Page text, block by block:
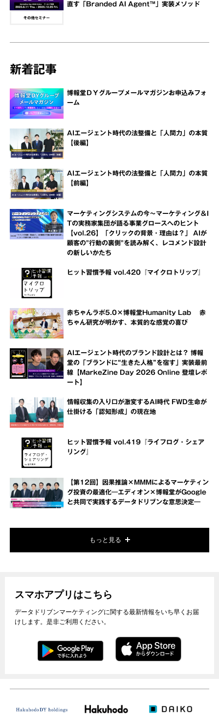
直す「Branded AI Agent™」実装メソッド
新着記事
博報堂ＤＹグループメールマガジンお申込みフォ
ーム
AIエージェント時代の法整備と「人間力」の本質
【後編】
AIエージェント時代の法整備と「人間力」の本質
【前編】
マーケティングシステムの今～マーケティング＆I
Tの実務家集団が語る事業グロースへのヒント
【vol.26】「クリックの背景・理由は？」 AIが
顧客の"行動の裏側"を読み解く、レコメンド設計
の新しいかたち
ヒット習慣予報 vol.420『マイクロトリップ』
赤ちゃんラボ5.0×博報堂Humanity Lab 赤
ちゃん研究が明かす、本質的な感覚の喜び
AIエージェント時代のブランド設計とは？ 博報
堂の「ブランドに“生きた人格”を宿す」実装最前
線【MarkeZine Day 2026 Online 登壇レポ
ート】
情報収集の入り口が激変するAI時代 FWD生命が
仕掛ける「認知形成」の現在地
ヒット習慣予報 vol.419『ライフログ・シェア
リング』
【第12回】因果推論×MMMによるマーケティン
グ投資の最適化―エディオン×博報堂がGoogle
と共同で実践するデータドリブンな意思決定―
もっと見る
スマホアプリはこちら
データドリブンマーケティングに関する最新情報をいち早くお届
けします。是非ご利用ください。